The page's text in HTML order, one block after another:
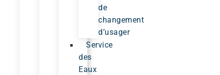
de
changement
d’usager
Service
des
Eaux